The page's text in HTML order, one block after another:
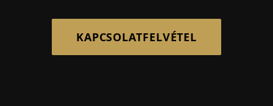
KAPCSOLATFELVÉTEL